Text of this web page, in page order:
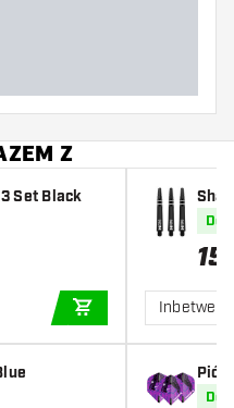
Z
Set Black
DODAJ DO
15
Inbetween